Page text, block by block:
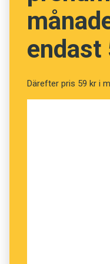
endast
Därefter pris 59 kr i